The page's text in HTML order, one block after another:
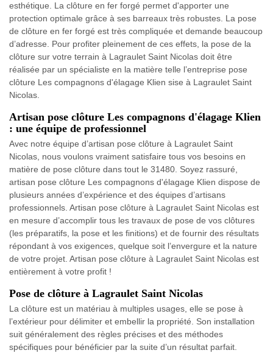
esthétique. La clôture en fer forgé permet d'apporter une
protection optimale grâce à ses barreaux très robustes. La pose
de clôture en fer forgé est très compliquée et demande beaucoup
d’adresse. Pour profiter pleinement de ces effets, la pose de la
clôture sur votre terrain à Lagraulet Saint Nicolas doit être
réalisée par un spécialiste en la matière telle l’entreprise pose
clôture Les compagnons d'élagage Klien sise à Lagraulet Saint
Nicolas.
Artisan pose clôture Les compagnons d'élagage Klien
: une équipe de professionnel
Avec notre équipe d’artisan pose clôture à Lagraulet Saint
Nicolas, nous voulons vraiment satisfaire tous vos besoins en
matière de pose clôture dans tout le 31480. Soyez rassuré,
artisan pose clôture Les compagnons d'élagage Klien dispose de
plusieurs années d’expérience et des équipes d’artisans
professionnels. Artisan pose clôture à Lagraulet Saint Nicolas est
en mesure d’accomplir tous les travaux de pose de vos clôtures
(les préparatifs, la pose et les finitions) et de fournir des résultats
répondant à vos exigences, quelque soit l’envergure et la nature
de votre projet. Artisan pose clôture à Lagraulet Saint Nicolas est
entièrement à votre profit !
Pose de clôture à Lagraulet Saint Nicolas
La clôture est un matériau à multiples usages, elle se pose à
l’extérieur pour délimiter et embellir la propriété. Son installation
suit généralement des règles précises et des méthodes
spécifiques pour bénéficier par la suite d’un résultat parfait.